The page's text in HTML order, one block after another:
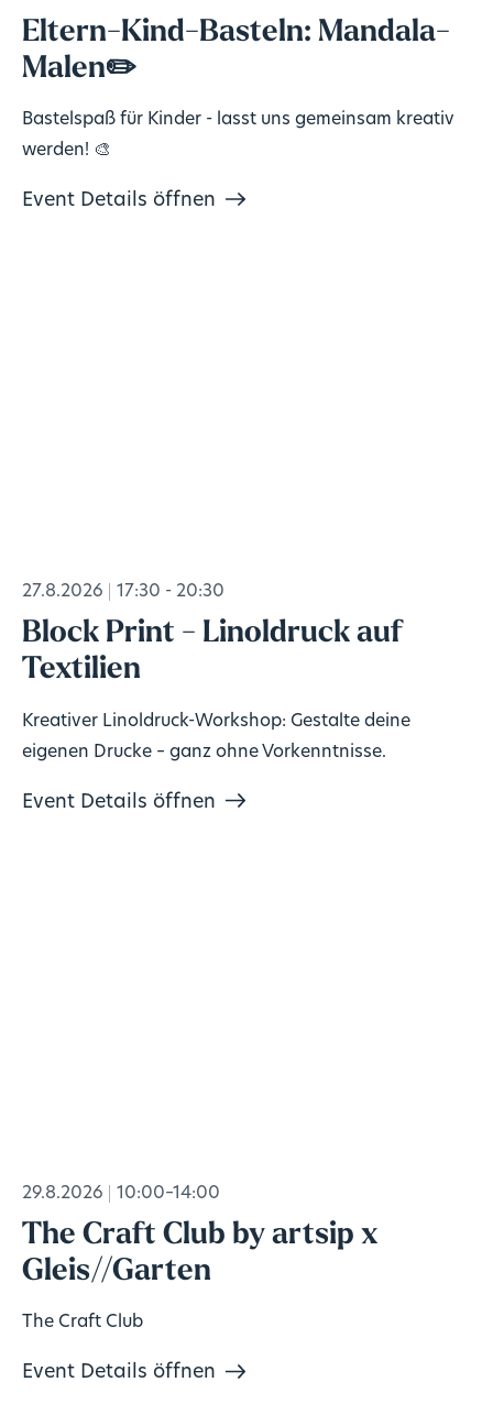
Eltern-Kind-Basteln: Mandala-
Malen✏️
Bastelspaß für Kinder - lasst uns gemeinsam kreativ
werden! 🎨
Event Details öffnen
27.8.2026 17:30 - 20:30
Block Print - Linoldruck auf
Textilien
Kreativer Linoldruck-Workshop: Gestalte deine
eigenen Drucke – ganz ohne Vorkenntnisse.
Event Details öffnen
29.8.2026 10:00–14:00
The Craft Club by artsip x
Gleis//Garten
The Craft Club
Event Details öffnen